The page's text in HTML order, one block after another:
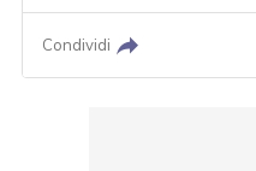
Condividi